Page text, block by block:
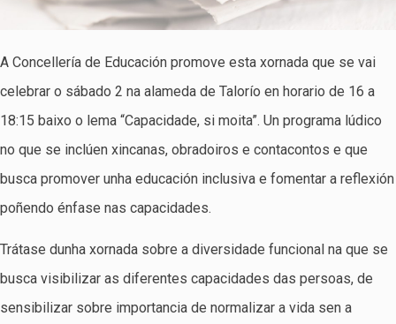
A Concellería de Educación promove esta xornada que se vai
celebrar o sábado 2 na alameda de Talorío en horario de 16 a
18:15 baixo o lema “Capacidade, si moita”. Un programa lúdico
no que se inclúen xincanas, obradoiros e contacontos e que
busca promover unha educación inclusiva e fomentar a reflexión
poñendo énfase nas capacidades.
Trátase dunha xornada sobre a diversidade funcional na que se
busca visibilizar as diferentes capacidades das persoas, de
sensibilizar sobre importancia de normalizar a vida sen a